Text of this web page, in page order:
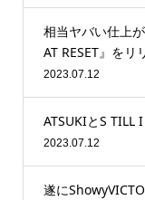
相当ヤバい仕上
AT RESET』をリ
2023.07.12
ATSUKIとS TILL
2023.07.12
遂に